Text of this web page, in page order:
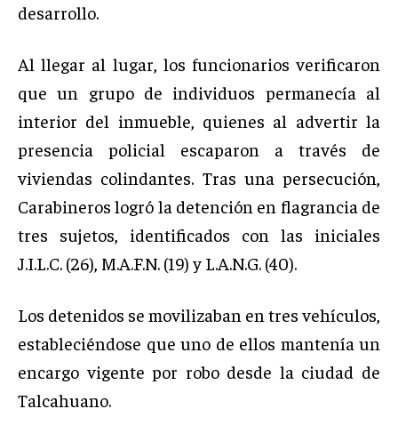
desarrollo.
Al llegar al lugar, los funcionarios verificaron
que un grupo de individuos permanecía al
interior del inmueble, quienes al advertir la
presencia policial escaparon a través de
viviendas colindantes. Tras una persecución,
Carabineros logró la detención en flagrancia de
tres sujetos, identificados con las iniciales
J.I.L.C. (26), M.A.F.N. (19) y L.A.N.G. (40).
Los detenidos se movilizaban en tres vehículos,
estableciéndose que uno de ellos mantenía un
encargo vigente por robo desde la ciudad de
Talcahuano.